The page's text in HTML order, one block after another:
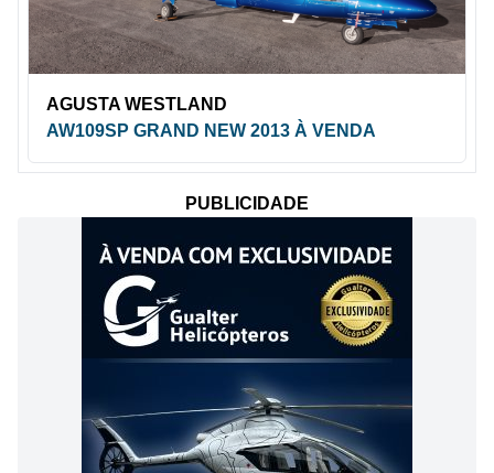
AGUSTA WESTLAND
AW109SP GRAND NEW 2013 À VENDA
PUBLICIDADE